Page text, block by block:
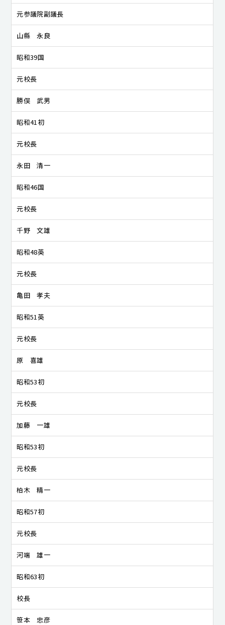
元参議院副議長
山縣 永良
昭和39国
元校長
勝俣 武男
昭和41初
元校長
永田 清一
昭和46国
元校長
千野 文雄
昭和48英
元校長
亀田 孝夫
昭和51英
元校長
原 喜雄
昭和53初
元校長
加藤 一雄
昭和53初
元校長
柏木 精一
昭和57初
元校長
河端 雄一
昭和63初
校長
笹本 忠彦